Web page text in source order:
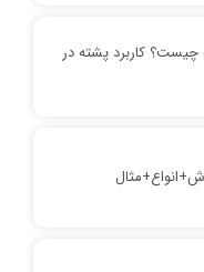
چیست؟ کاربرد پشته در